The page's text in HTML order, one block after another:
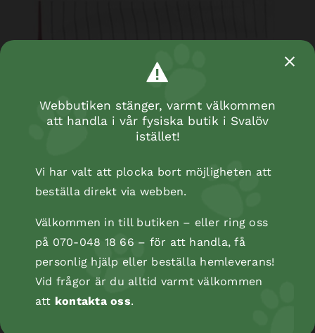
Webbutiken stänger, varmt välkommen
att handla i vår fysiska butik i Svalöv
istället!
Vi har valt att plocka bort möjligheten att
beställa direkt via webben.
Välkommen in till butiken – eller ring oss
på 070-048 18 66 – för att handla, få
personlig hjälp eller beställa hemleverans!
Vid frågor är du alltid varmt välkommen
att kontakta oss.